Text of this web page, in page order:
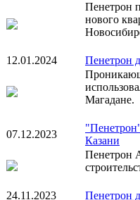
Пенетрон
нового
12.01.2024
Пенетрон
Магадане.
07.12.2023
Казани
Пенетрон
24.11.2023
Пенетрон